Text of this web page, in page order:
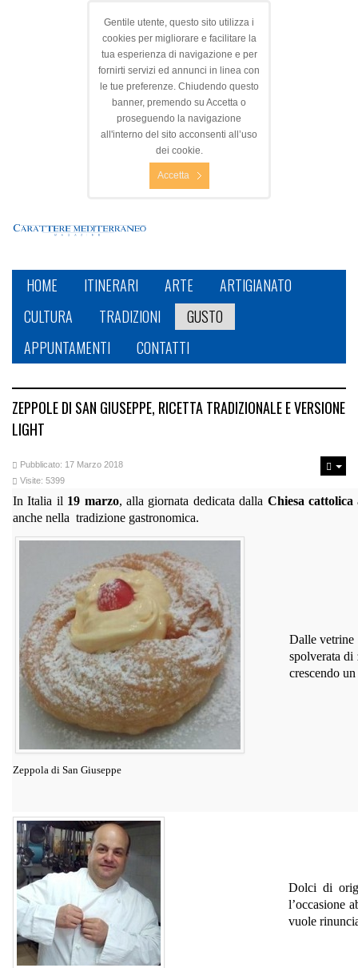
Gentile utente, questo sito utilizza i
cookies per migliorare e facilitare la
tua esperienza di navigazione e per
fornirti servizi ed annunci in linea con
le tue preferenze. Chiudendo questo
banner, premendo su Accetta o
proseguendo la navigazione
all'interno del sito acconsenti all’uso
dei cookie.
Accetta
HOME ITINERARI ARTE
ARTIGIANATO
CULTURA
TRADIZIONI
GUSTO
APPUNTAMENTI
CONTATTI
ZEPPOLE DI SAN GIUSEPPE, RICETTA TRADIZIONALE E VERSIONE
LIGHT
Pubblicato: 17 Marzo 2018
Visite: 5399
In Italia il 19 marzo, alla giornata dedicata dalla Chiesa cattolica
anche nella tradizione gastronomica.
Zeppola di San Giuseppe
Dalle vetrine
spolverata di
crescendo
Dolci di
l’occasione
vuole